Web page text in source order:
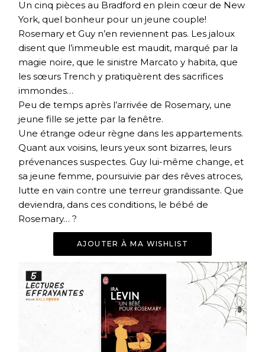
Un cinq pièces au Bradford en plein cœur de New
York, quel bonheur pour un jeune couple!
Rosemary et Guy n’en reviennent pas. Les jaloux
disent que l’immeuble est maudit, marqué par la
magie noire, que le sinistre Marcato y habita, que
les sœurs Trench y pratiquèrent des sacrifices
immondes…
Peu de temps après l’arrivée de Rosemary, une
jeune fille se jette par la fenêtre.
Une étrange odeur règne dans les appartements.
Quant aux voisins, leurs yeux sont bizarres, leurs
prévenances suspectes. Guy lui-même change, et
sa jeune femme, poursuivie par des rêves atroces,
lutte en vain contre une terreur grandissante. Que
deviendra, dans ces conditions, le bébé de
Rosemary… ?
AJOUTER À MA WISHLIST